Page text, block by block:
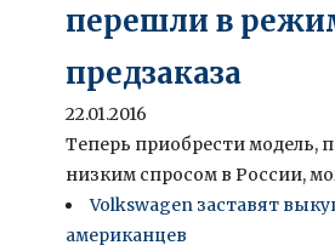
перешли в
предзаказа
22.01.2016
Теперь приобрести модель,
низким спросом в России,
Volkswagen заставят
американцев